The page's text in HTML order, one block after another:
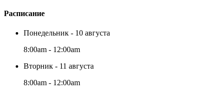
Расписание
Понедельник - 10 августа
8:00am - 12:00am
Вторник - 11 августа
8:00am - 12:00am